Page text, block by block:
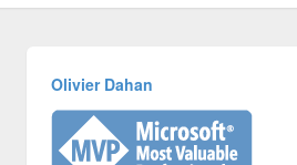
Olivier Dahan